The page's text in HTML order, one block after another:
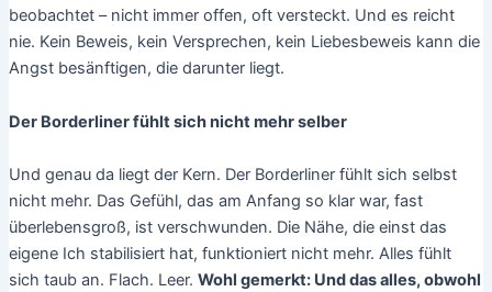
beobachtet – nicht immer offen, oft versteckt. Und es reicht
nie. Kein Beweis, kein Versprechen, kein Liebesbeweis kann die
Angst besänftigen, die darunter liegt.
Der Borderliner fühlt sich nicht mehr selber
Und genau da liegt der Kern. Der Borderliner fühlt sich selbst
nicht mehr. Das Gefühl, das am Anfang so klar war, fast
überlebensgroß, ist verschwunden. Die Nähe, die einst das
eigene Ich stabilisiert hat, funktioniert nicht mehr. Alles fühlt
sich taub an. Flach. Leer. Wohl gemerkt: Und das alles, obwohl